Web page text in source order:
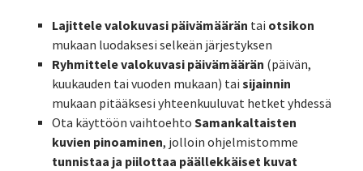
Lajittele valokuvasipäivämäärän tai otsikon
mukaan luodaksesi selkeän järjestyksen
Ryhmittele valokuvasipäivämäärän (päivän,
kuukauden tai vuoden mukaan) tai sijainnin
mukaan pitääksesi yhteenkuuluvat hetket yhdessä
Ota käyttöön vaihtoehto Samankaltaisten
kuvien pinoaminen, jolloin ohjelmistomme
tunnistaa ja piilottaa päällekkäiset kuvat